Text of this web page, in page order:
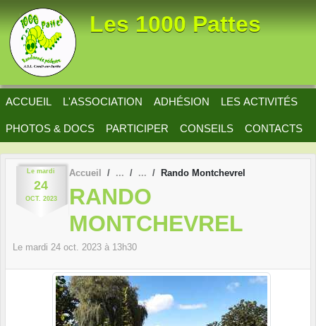
Les 1000 Pattes
ACCUEIL L'ASSOCIATION ADHÉSION LES ACTIVITÉS
PHOTOS & DOCS PARTICIPER CONSEILS CONTACTS
Le mardi
24
OCT. 2023
Accueil Rando Montchevrel
RANDO
MONTCHEVREL
Le mardi 24 oct. 2023 à 13h30
Panneau de gestion des cookies